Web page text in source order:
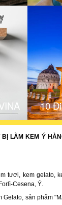
10
BỊ LÀM KEM Ý
tươi, kem gelato,
Cesena, Ý.
Gelato, sản phẩm